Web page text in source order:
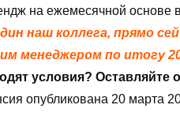
на ежемесячной основе
наш коллега, прямо
менеджером по итогу
условия? Оставляйте
опубликована 20 марта